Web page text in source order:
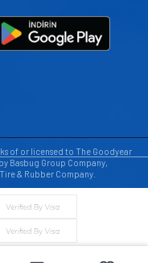
of or licensed to The Goodyear
Basbug Group Company,
& Rubber Company.